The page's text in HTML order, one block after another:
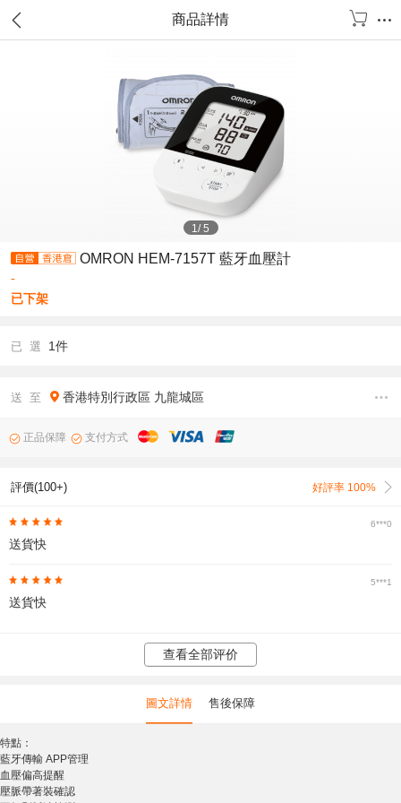
商品詳情
1/5
OMRON HEM-7157T 藍牙血壓計
-
已下架
已 選 1件
送 至 香港特別行政區 九龍城區
正品保障 支付方式
評價(100+) 好評率 100%
6***0
送貨快
5***1
送貨快
查看全部评价
圖文詳情 售後保障
特點：
藍牙傳輸 APP管理
血壓偏高提醒
壓脈帶著裝確認